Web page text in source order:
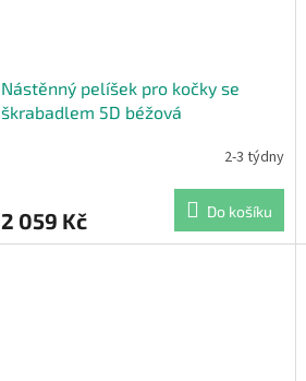
Nástěnný pelíšek pro kočky se
škrabadlem 5D béžová
2-3 týdny
2 059 Kč Do košíku